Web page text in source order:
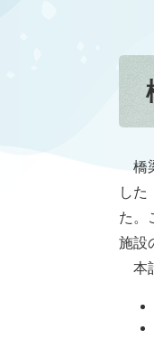
橋
した
た。
施設
本